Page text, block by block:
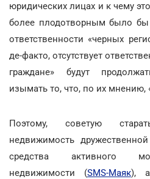
юридических лицах и к чему
более плодотворным было бы
ответственности «черных
де-факто, отсутствует
граждане» будут
изымать то, что, по их мнению,
Поэтому, советую
недвижимость
средства активного
недвижимости (SMS-Маяк),